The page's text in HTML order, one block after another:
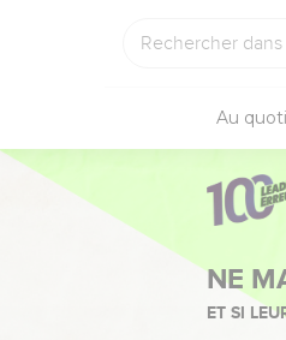
Au
NE
ET SI